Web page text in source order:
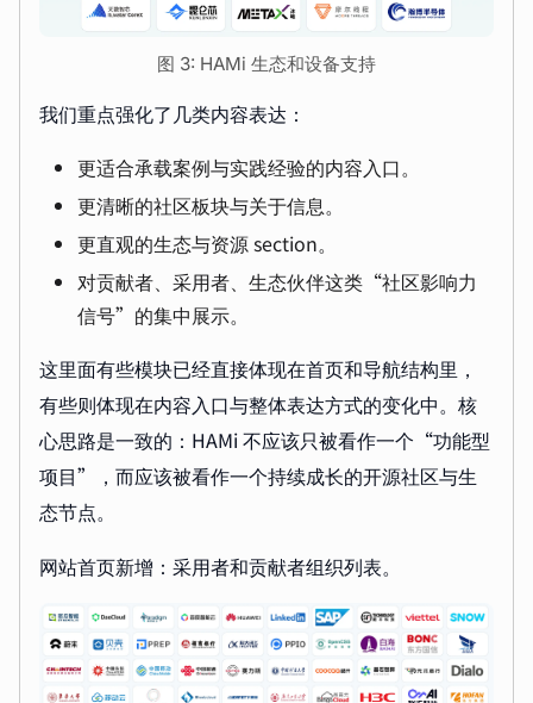
图 3: HAMi 生态和设备支持
我们重点强化了几类内容表达：
更适合承载案例与实践经验的内容入口。
更清晰的社区板块与关于信息。
更直观的生态与资源 section。
对贡献者、采用者、生态伙伴这类“社区影响力
信号”的集中展示。
这里面有些模块已经直接体现在首页和导航结构里，
有些则体现在内容入口与整体表达方式的变化中。核
心思路是一致的：HAMi 不应该只被看作一个“功能型
项目”，而应该被看作一个持续成长的开源社区与生
态节点。
网站首页新增：采用者和贡献者组织列表。